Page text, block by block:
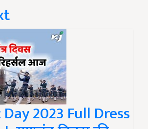
2023 Full Dress